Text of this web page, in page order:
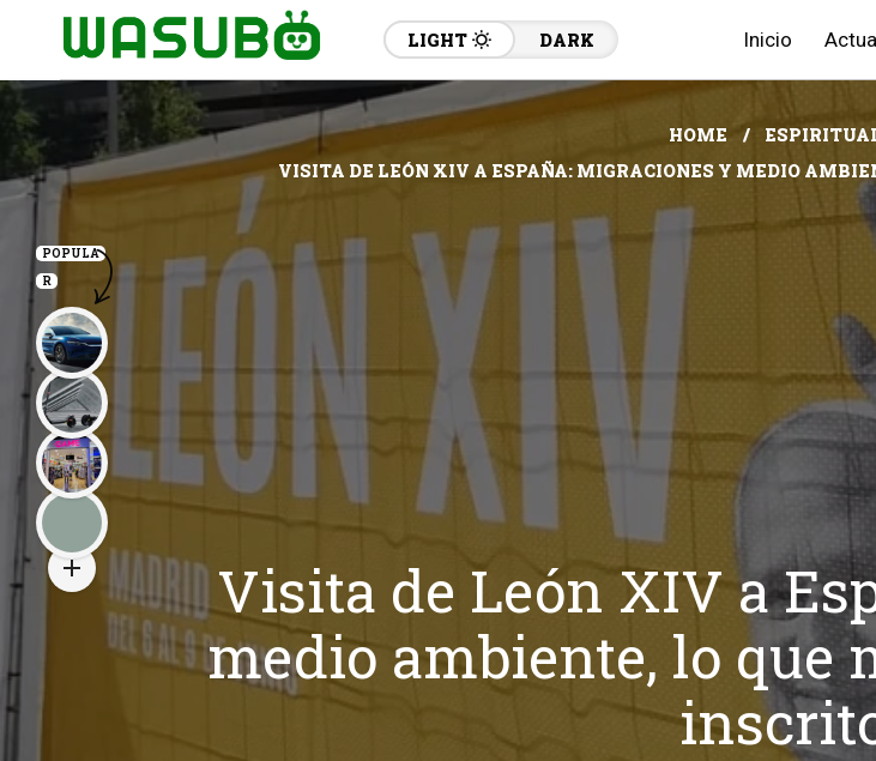
LIGHT DARK Inicio
HOME
VISITA DE LEÓN XIV A ESPAÑA: MIGRACIONES Y MEDIO
Visita de León XIV a
medio ambiente, lo que
POPULA
R